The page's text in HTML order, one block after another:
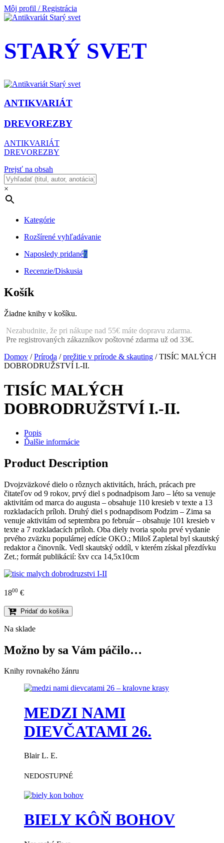
Môj profil / Registrácia
STARÝ SVET
ANTIKVARIÁT
DREVOREZBY
ANTIKVARIÁT
DREVOREZBY
Prejsť na obsah
×
Kategórie
Rozšírené vyhľadávanie
Naposledy pridané7
Recenzie/Diskusia
Košík
Žiadne knihy v košíku.
Nezabudnite, že pri nákupe nad 55€ máte dopravu zdarma.
Pre registrovaných zákazníkov poštovné zdarma už od 33€.
Domov /Príroda /prežitie v prírode & skauting / TISÍC MALÝCH
DOBRODRUŽSTVÍ I.-II.
TISÍC MALÝCH
DOBRODRUŽSTVÍ I.-II.
Popis
Ďalšie informácie
Product Description
Dvojzväzkové dielo o rôznych aktivitách, hrách, prácach pre
čitateľov od 9 rokov, prvý diel s podnadpisom Jaro – léto sa venuje
aktivitám od marca do augusta – obsahuje 110 kresieb v texte a 13
rozkladacích príloh. Druhý diel s podnapdisom Podzim – Zima sa
venuje aktivitám od septembra po február – obsahuje 101 kresieb v
texte a 7 rozkladacích príloh. Oba diely tvoria spolu prvé vydanie
prvého zväzku populárnej edície OKO.; Miloš Zapletal byl skautský
redaktor a činovník. Vedl skautský oddíl, v kterém získal přezdívku
Zet.; formát publikácií: šxv cca 14,5x10cm
1800 €
Pridať do košíka
Na sklade
Možno by sa Vám páčilo…
Knihy rovnakého žánru
MEDZI NAMI
DIEVČATAMI 26.
Blair L. E.
NEDOSTUPNÉ
BIELY KÔŇ BOHOV